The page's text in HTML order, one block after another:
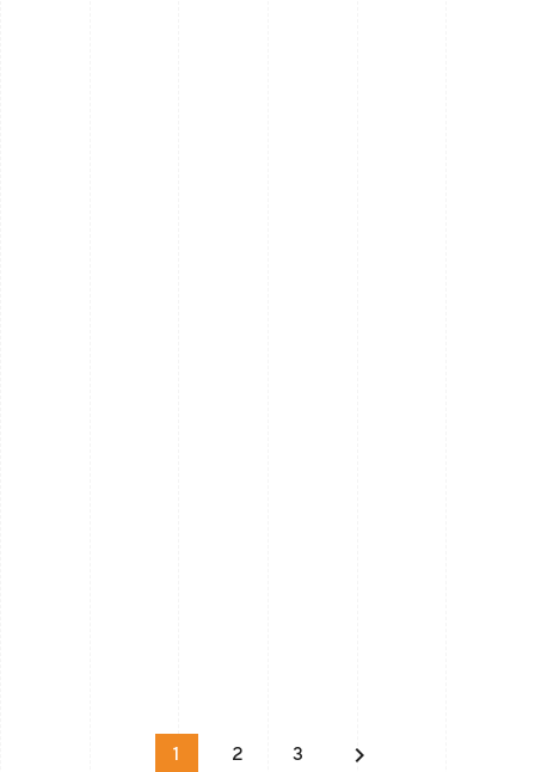
1 2 3 keyboard_arrow_right